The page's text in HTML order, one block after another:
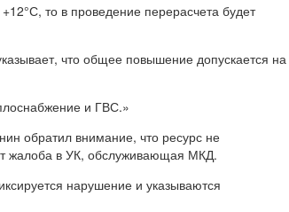
то в проведение перерасчета будет
что общее повышение допускается на
и ГВС.»
обратил внимание, что ресурс не
жалоба в УК, обслуживающая МКД.
нарушение и указываются